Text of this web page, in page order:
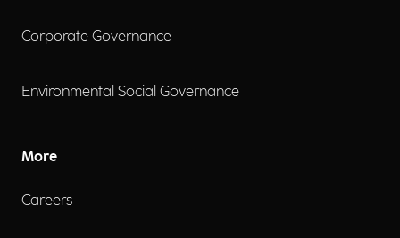
Corporate Governance
Environmental Social Governance
More
Careers